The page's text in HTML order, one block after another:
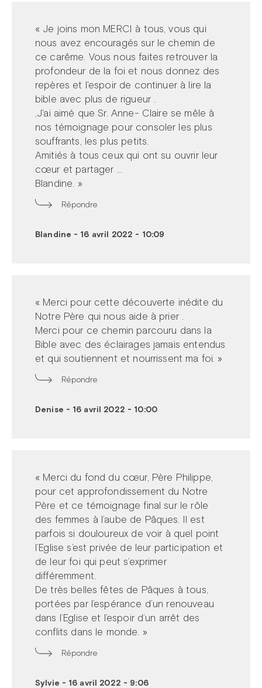
« Je joins mon MERCI à tous, vous qui
nous avez encouragés sur le chemin de
ce carême. Vous nous faites retrouver la
profondeur de la foi et nous donnez des
repères et l'espoir de continuer à lire la
bible avec plus de rigueur .
,J'ai aimé que Sr. Anne- Claire se mêle à
nos témoignage pour consoler les plus
souffrants, les plus petits.
Amitiés à tous ceux qui ont su ouvrir leur
cœur et partager ...
Blandine. »
Répondre
Blandine - 16 avril 2022 - 10:09
« Merci pour cette découverte inédite du
Notre Père qui nous aide à prier .
Merci pour ce chemin parcouru dans la
Bible avec des éclairages jamais entendus
et qui soutiennent et nourrissent ma foi. »
Répondre
Denise - 16 avril 2022 - 10:00
« Merci du fond du cœur, Père Philippe,
pour cet approfondissement du Notre
Père et ce témoignage final sur le rôle
des femmes à l’aube de Pâques. Il est
parfois si douloureux de voir à quel point
l’Eglise s’est privée de leur participation et
de leur foi qui peut s’exprimer
différemment.
De très belles fêtes de Pâques à tous,
portées par l’espérance d’un renouveau
dans l’Eglise et l’espoir d’un arrêt des
conflits dans le monde. »
Répondre
Sylvie - 16 avril 2022 - 9:06